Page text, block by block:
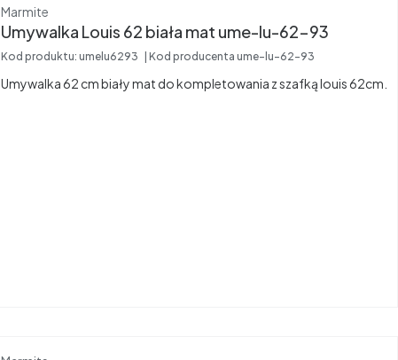
Producent
Marmite
Umywalka Louis 62 biała mat ume-lu-62-93
Kod produktu: umelu6293 Kod producenta ume-lu-62-93
Umywalka 62 cm biały mat do kompletowania z szafką louis 62cm.